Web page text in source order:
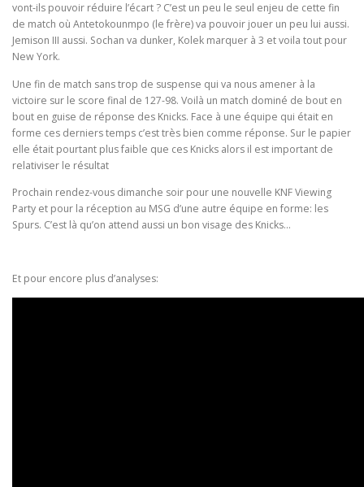
vont-ils pouvoir réduire l’écart ? C’est un peu le seul enjeu de cette fin
de match où Antetokounmpo (le frère) va pouvoir jouer un peu lui aussi.
Jemison III aussi. Sochan va dunker, Kolek marquer à 3 et voila tout pour
New York.
Une fin de match sans trop de suspense qui va nous amener à la
victoire sur le score final de 127-98. Voilà un match dominé de bout en
bout en guise de réponse des Knicks. Face à une équipe qui était en
forme ces derniers temps c’est très bien comme réponse. Sur le papier
elle était pourtant plus faible que ces Knicks alors il est important de
relativiser le résultat
Prochain rendez-vous dimanche soir pour une nouvelle KNF Viewing
Party et pour la réception au MSG d’une autre équipe en forme: les
Spurs. C’est là qu’on attend aussi un bon visage des Knicks…
Et pour encore plus d’analyses: